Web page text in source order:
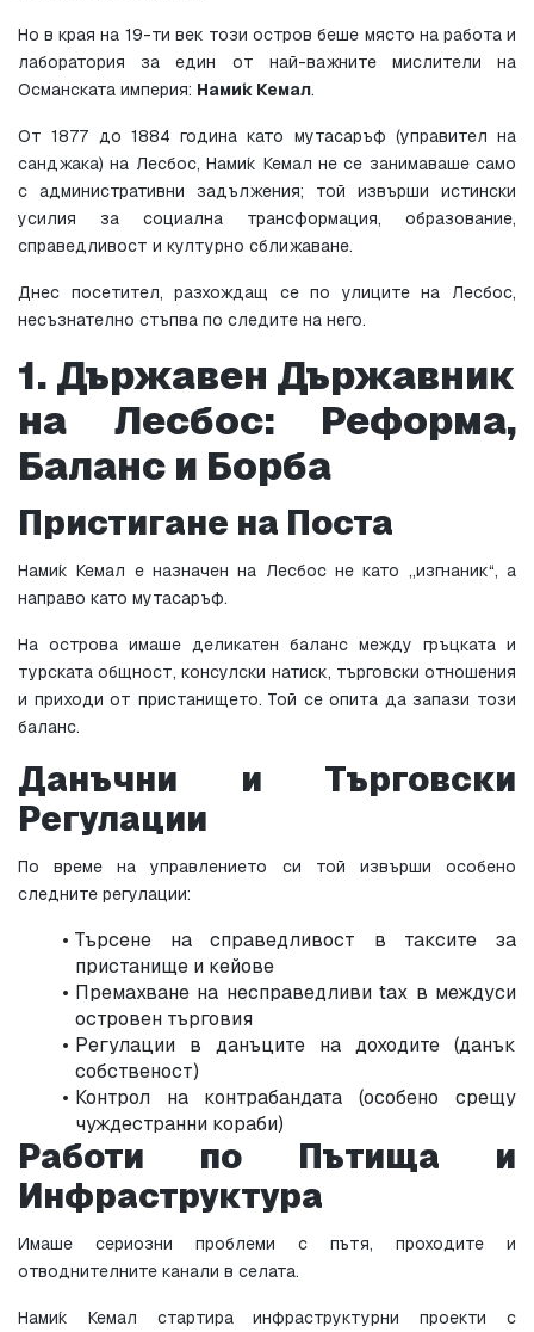
Но в края на 19-ти век този остров беше място на работа и
лаборатория за един от най-важните мислители на
Османската империя: Нами́к Кемал.
От 1877 до 1884 година като мутасаръф (управител на
санджака) на Лесбос, Нами́к Кемал не се занимаваше само
с административни задължения; той извърши истински
усилия за социална трансформация, образование,
справедливост и културно сближаване.
Днес посетител, разхождащ се по улиците на Лесбос,
несъзнателно стъпва по следите на него.
1. Държавен Държавник
на Лесбос: Реформа,
Баланс и Борба
Пристигане на Поста
Нами́к Кемал е назначен на Лесбос не като „изгнаник“, а
направо като мутасаръф.
На острова имаше деликатен баланс между гръцката и
турската общност, консулски натиск, търговски отношения
и приходи от пристанището. Той се опита да запази този
баланс.
Данъчни и Търговски
Регулации
По време на управлението си той извърши особено
следните регулации:
Търсене на справедливост в таксите за
пристанище и кейове
Премахване на несправедливи tax в междуси
островен търговия
Регулации в данъците на доходите (данък
собственост)
Контрол на контрабандата (особено срещу
чуждестранни кораби)
Работи по Пътища и
Инфраструктура
Имаше сериозни проблеми с пътя, проходите и
отводнителните канали в селата.
Нами́к Кемал стартира инфраструктурни проекти с